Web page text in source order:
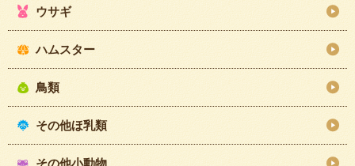
ウサギ
ハムスター
鳥類
その他ほ乳類
その他小動物